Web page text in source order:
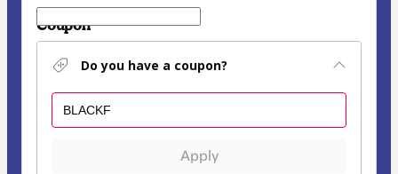
Coupon
Do you have a coupon?
Apply